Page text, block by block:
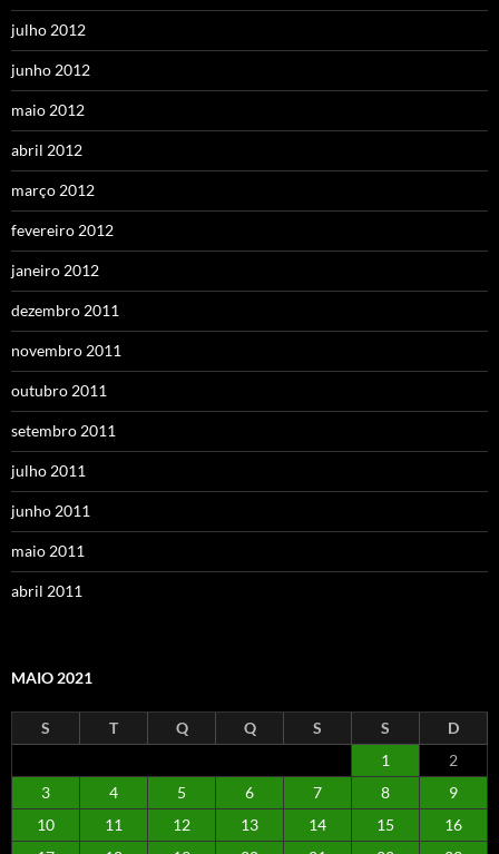
julho 2012
junho 2012
maio 2012
abril 2012
março 2012
fevereiro 2012
janeiro 2012
dezembro 2011
novembro 2011
outubro 2011
setembro 2011
julho 2011
junho 2011
maio 2011
abril 2011
MAIO 2021
S T Q Q S S
D
1
2
3
4 5 6 7 8
9
10
11 12 13 14 15
16